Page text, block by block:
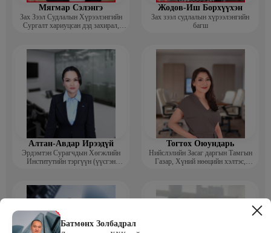
Батмөнх Золбадрал
Мягмар Сэлэнгэ
Зах Зээл Судлалын Хүрээлэнгийн
Сургалт хариуцсан дэд захирал,
Жодов-Иш Борхүүхэн
Зах зээл судлалын хүрээлэнгийн
багш
Алтан-Авдар Ирээдүй
Эрдэмтэн Сурагчдын Хөгжлийн
Институтийн тэргүүн (үүсгэн
Тогтох Оюундарь
Нийслэлийн Засаг даргын Тамгын
Газар, Хүний нөөцийн хэлтэс,